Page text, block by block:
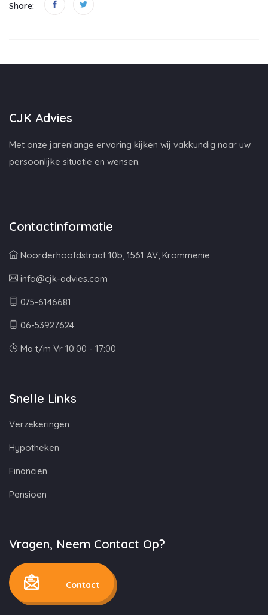
Share:
CJK Advies
Met onze jarenlange ervaring kijken wij vakkundig naar uw
persoonlijke situatie en wensen.
Contactinformatie
Noorderhoofdstraat 10b, 1561 AV, Krommenie
info@cjk-advies.com
075-6146681
06-53927624
Ma t/m Vr 10:00 - 17:00
Snelle Links
Verzekeringen
Hypotheken
Financiën
Pensioen
Vragen, Neem Contact Op?
Contact